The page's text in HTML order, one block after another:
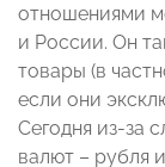
отношениями
и России. Он
товары (в
если они
Сегодня из-за
валют – рубля